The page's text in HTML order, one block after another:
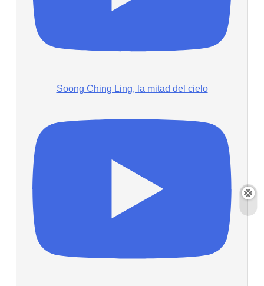
Soong Ching Ling, la mitad del cielo